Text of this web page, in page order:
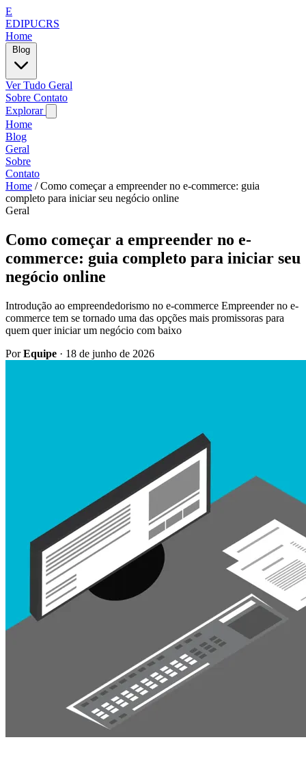
E
EDIPUCRS
Home
Ver Tudo Geral
Sobre Contato
Explorar
Home
Blog
Geral
Sobre
Contato
Home / Como começar a empreender no e-commerce: guia
completo para iniciar seu negócio online
Geral
Como começar a empreender no e-
commerce: guia completo para iniciar seu
negócio online
Introdução ao empreendedorismo no e-commerce Empreender no e-
commerce tem se tornado uma das opções mais promissoras para
quem quer iniciar um negócio com baixo
PorEquipe · 18 de junho de 2026